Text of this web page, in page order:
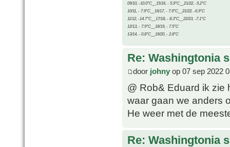
09/10, -10.0°C__15/16, - 5.9°C__21/22, -5.2°C
10/11, - 7.9°C__16/17, - 7.9°C__21/22, -6.9°C
11/12, -14.7°C__17/18, - 8.3°C__22/23, -7.1°C
12/13, - 7.9°C__18/19, - 7.5°C
13/14, - 0.8°C__19/20, - 2.8°C
Re: Washingtonia
door johny op 07 sep 2022
@ Rob& Eduard ik zie
waar gaan we anders
He weer met de
Re: Washingtonia